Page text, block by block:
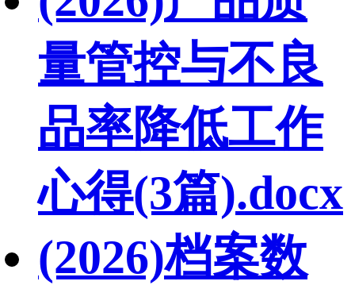
量管控与不良
品率降低工作
心得(3篇).docx
(2026)档案数